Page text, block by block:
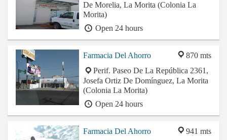
De Morelia, La Morita (Colonia La
Morita)
Open 24 hours
870 mts
Farmacia Del Ahorro
Perif. Paseo De La República 2361,
Josefa Ortiz De Domínguez, La Morita
(Colonia La Morita)
Open 24 hours
941 mts
Farmacia Del Ahorro